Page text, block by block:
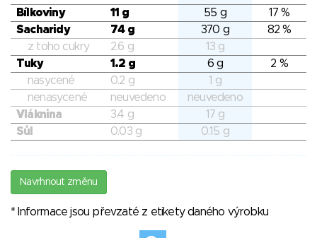
Bílkoviny
11 g 55 g
17 %
Sacharidy
74 g 370 g
82 %
z toho cukry
2.6 g
13 g
Tuky
1.2 g 6 g
2 %
nasycené
0.2 g
1 g
nenasycené
neuvedeno
neuvedeno
Vláknina
3.4 g
17 g
Sůl
0.03 g 0.15 g
Navrhnout změnu
* Informace jsou převzaté z etikety daného výrobku